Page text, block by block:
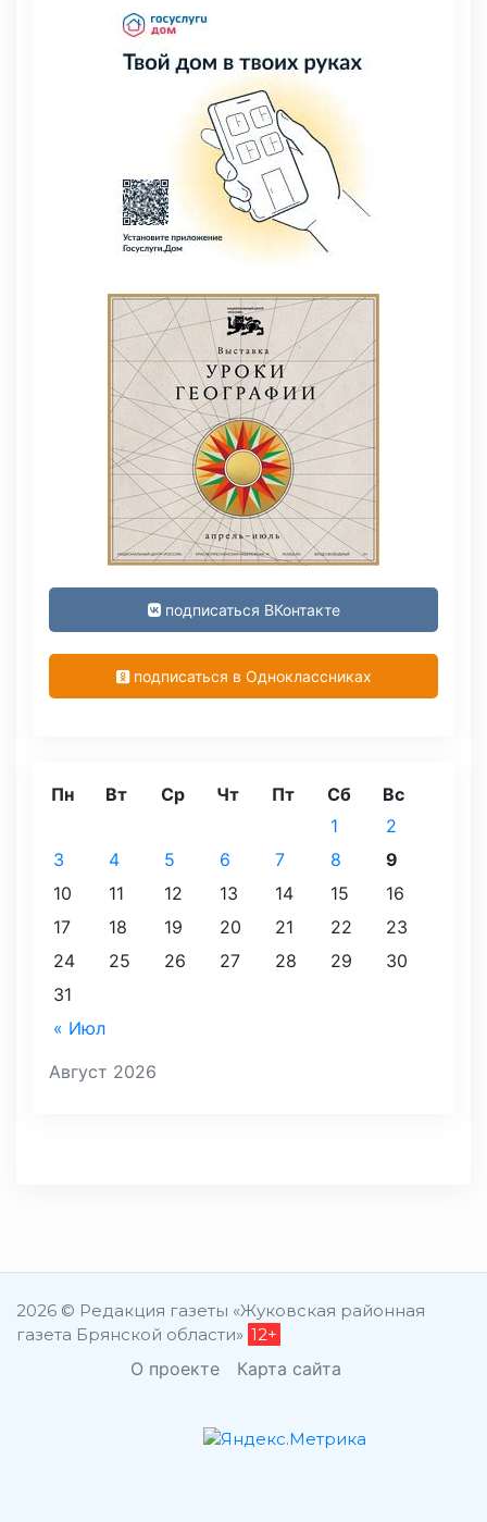
подписаться ВКонтакте
подписаться в Одноклассниках
Август 2026
Пн Вт Ср Чт Пт Сб Вс
« Июл
1
2
3
4 5 6 7 8
9
10
11 12 13 14 15
16
17
18 19 20 21 22
23
24
25 26 27 28 29
30
31
2026 © Редакция газеты «Жуковская районная
газета Брянской области» 12+
О проекте Карта сайта